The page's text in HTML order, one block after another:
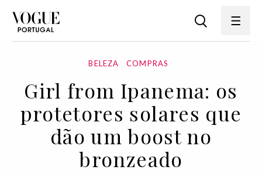
BELEZA COMPRAS
Girl from Ipanema: os
protetores solares que
dão um boost no
bronzeado